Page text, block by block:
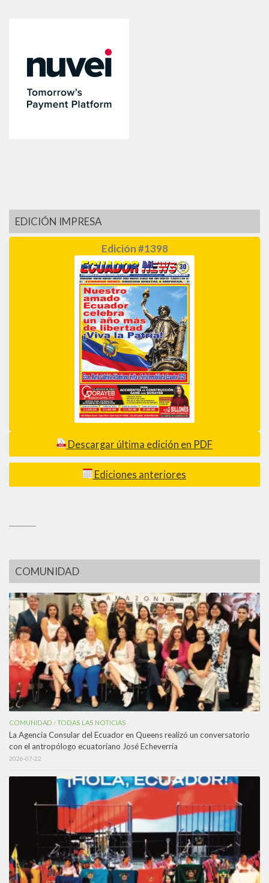
EDICIÓN IMPRESA
Edición #1398
Descargar última edición en PDF
Ediciones anteriores
COMUNIDAD
COMUNIDAD /TODAS LAS NOTICIAS
La Agencia Consular del Ecuador en Queens realizó un conversatorio
con el antropólogo ecuatoriano José Echeverría
2026-07-22